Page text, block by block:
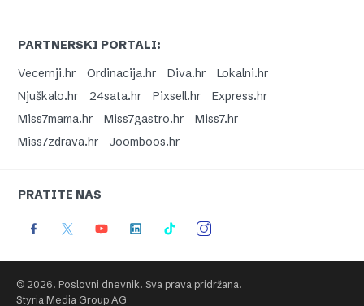
PARTNERSKI PORTALI:
Vecernji.hr
Ordinacija.hr Diva.hr
Lokalni.hr
Njuškalo.hr
24sata.hr Pixsell.hr
Express.hr
Miss7mama.hr
Miss7gastro.hr
Miss7.hr
Miss7zdrava.hr
Joomboos.hr
PRATITE NAS
© 2026. Poslovni dnevnik. Sva prava pridržana.
Styria Media Group AG